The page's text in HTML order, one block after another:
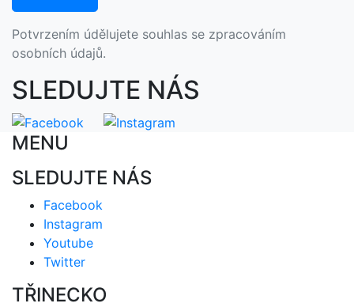
Potvrzením údělujete souhlas se zpracováním
osobních údajů.
SLEDUJTE NÁS
MENU
SLEDUJTE NÁS
Facebook
Instagram
Youtube
Twitter
TŘINECKO